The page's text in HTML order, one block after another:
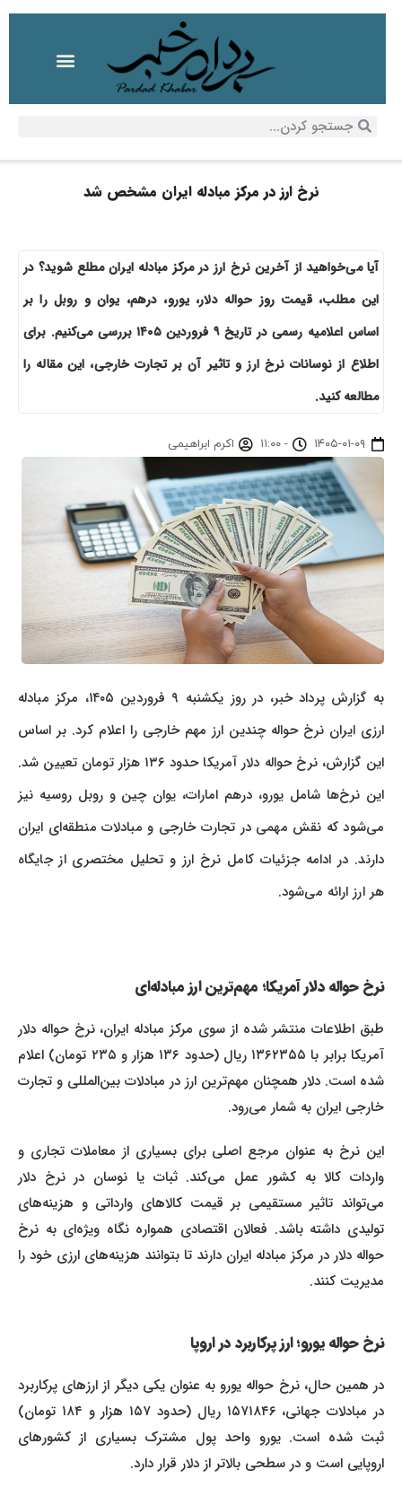
نرخ ارز در مرکز مبادله ایران مشخص شد
آیا می‌خواهید از آخرین نرخ ارز در مرکز مبادله ایران مطلع شوید؟ در
این مطلب، قیمت روز حواله دلار، یورو، درهم، یوان و روبل را بر
اساس اعلامیه رسمی در تاریخ ۹ فروردین ۱۴۰۵ بررسی می‌کنیم. برای
اطلاع از نوسانات نرخ ارز و تاثیر آن بر تجارت خارجی، این مقاله را
مطالعه کنید.
۱۴۰۵-۰۱-۰۹ - ۱۱:۰۰ اکرم ابراهیمی
به گزارش پرداد خبر، در روز یکشنبه ۹ فروردین ۱۴۰۵، مرکز مبادله
ارزی ایران نرخ حواله چندین ارز مهم خارجی را اعلام کرد. بر اساس
این گزارش، نرخ حواله دلار آمریکا حدود ۱۳۶ هزار تومان تعیین شد.
این نرخ‌ها شامل یورو، درهم امارات، یوان چین و روبل روسیه نیز
می‌شود که نقش مهمی در تجارت خارجی و مبادلات منطقه‌ای ایران
دارند. در ادامه جزئیات کامل نرخ ارز و تحلیل مختصری از جایگاه
هر ارز ارائه می‌شود.
نرخ حواله دلار آمریکا؛ مهم‌ترین ارز مبادله‌ای
طبق اطلاعات منتشر شده از سوی مرکز مبادله ایران، نرخ حواله دلار
آمریکا برابر با ۱۳۶۲۳۵۵ ریال (حدود ۱۳۶ هزار و ۲۳۵ تومان) اعلام
شده است. دلار همچنان مهم‌ترین ارز در مبادلات بین‌المللی و تجارت
خارجی ایران به شمار می‌رود.
این نرخ به عنوان مرجع اصلی برای بسیاری از معاملات تجاری و
واردات کالا به کشور عمل می‌کند. ثبات یا نوسان در نرخ دلار
می‌تواند تاثیر مستقیمی بر قیمت کالاهای وارداتی و هزینه‌های
تولیدی داشته باشد. فعالان اقتصادی همواره نگاه ویژه‌ای به نرخ
حواله دلار در مرکز مبادله ایران دارند تا بتوانند هزینه‌های ارزی خود را
مدیریت کنند.
نرخ حواله یورو؛ ارز پرکاربرد در اروپا
در همین حال، نرخ حواله یورو به عنوان یکی دیگر از ارزهای پرکاربرد
در مبادلات جهانی، ۱۵۷۱۸۴۶ ریال (حدود ۱۵۷ هزار و ۱۸۴ تومان)
ثبت شده است. یورو واحد پول مشترک بسیاری از کشورهای
اروپایی است و در سطحی بالاتر از دلار قرار دارد.